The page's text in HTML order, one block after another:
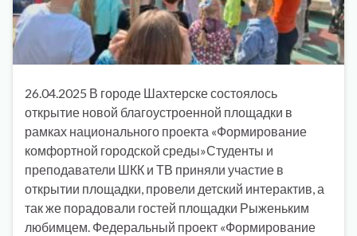
26.04.2025 В городе Шахтерске состоялось
открытие новой благоустроенной площадки в
рамках национального проекта «Формирование
комфортной городской среды»Студенты и
преподаватели ШКК и ТВ приняли участие в
открытии площадки, провели детский интерактив, а
так же порадовали гостей площадки Рыженьким
любимцем. Федеральный проект «Формирование